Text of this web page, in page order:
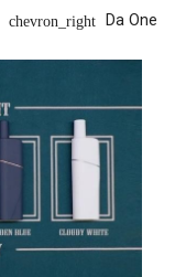
chevron_right Da One